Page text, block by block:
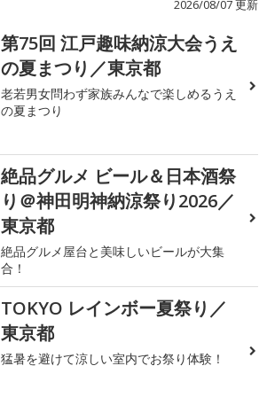
2026/08/07 更新
第75回 江戸趣味納涼大会うえ
の夏まつり／東京都
老若男女問わず家族みんなで楽しめるうえ
の夏まつり
絶品グルメ ビール＆日本酒祭
り＠神田明神納涼祭り2026／
東京都
絶品グルメ屋台と美味しいビールが大集
合！
TOKYO レインボー夏祭り／
東京都
猛暑を避けて涼しい室内でお祭り体験！